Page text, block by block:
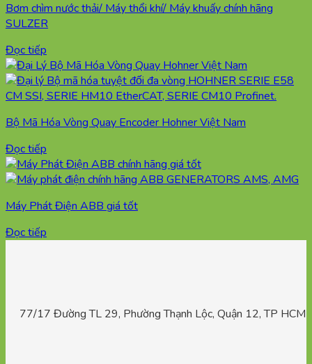
Bơm chìm nước thải/ Máy thổi khí/ Máy khuấy chính hãng
SULZER
Đọc tiếp
Bộ Mã Hóa Vòng Quay Encoder Hohner Việt Nam
Đọc tiếp
Máy Phát Điện ABB giá tốt
Đọc tiếp
77/17 Đường TL 29, Phường Thạnh Lộc, Quận 12, TP HCM